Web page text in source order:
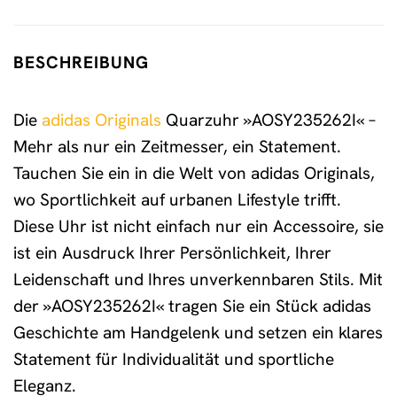
BESCHREIBUNG
Die adidas Originals Quarzuhr »AOSY235262I« –
Mehr als nur ein Zeitmesser, ein Statement.
Tauchen Sie ein in die Welt von adidas Originals,
wo Sportlichkeit auf urbanen Lifestyle trifft.
Diese Uhr ist nicht einfach nur ein Accessoire, sie
ist ein Ausdruck Ihrer Persönlichkeit, Ihrer
Leidenschaft und Ihres unverkennbaren Stils. Mit
der »AOSY235262I« tragen Sie ein Stück adidas
Geschichte am Handgelenk und setzen ein klares
Statement für Individualität und sportliche
Eleganz.